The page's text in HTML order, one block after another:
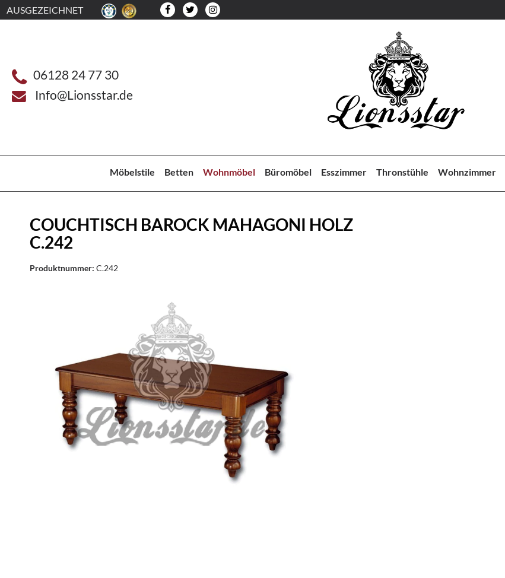
AUSGEZEICHNET
06128 24 77 30
Info@Lionsstar.de
Möbelstile Betten Wohnmöbel Büromöbel Esszimmer Thronstühle Wohnzimmer
COUCHTISCH BAROCK MAHAGONI HOLZ
C.242
Produktnummer: C.242